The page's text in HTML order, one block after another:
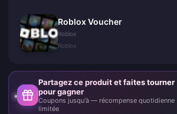
Roblox Voucher
Roblox
Roblox
Partagez ce produit et faites tourner
pour gagner
Coupons jusqu'à — récompense quotidienne
limitée